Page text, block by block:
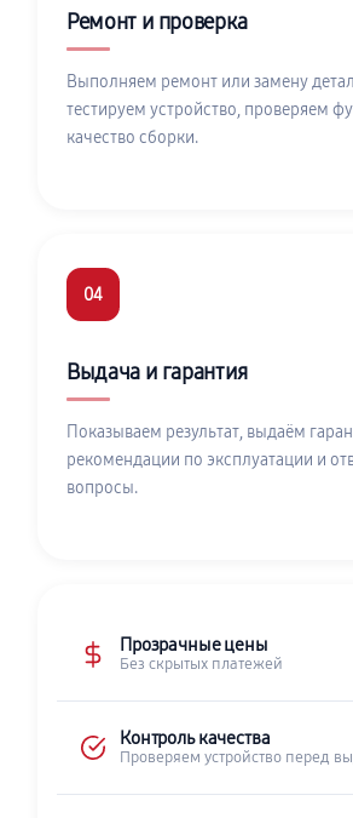
Ремонт и проверка
Выполняем ремонт или замену
тестируем устройство, проверяем
качество сборки.
04
Выдача и гарантия
Показываем результат, выдаём
рекомендации по эксплуатации и
вопросы.
Прозрачные цены
Без скрытых платежей
Контроль качества
Проверяем устройство перед